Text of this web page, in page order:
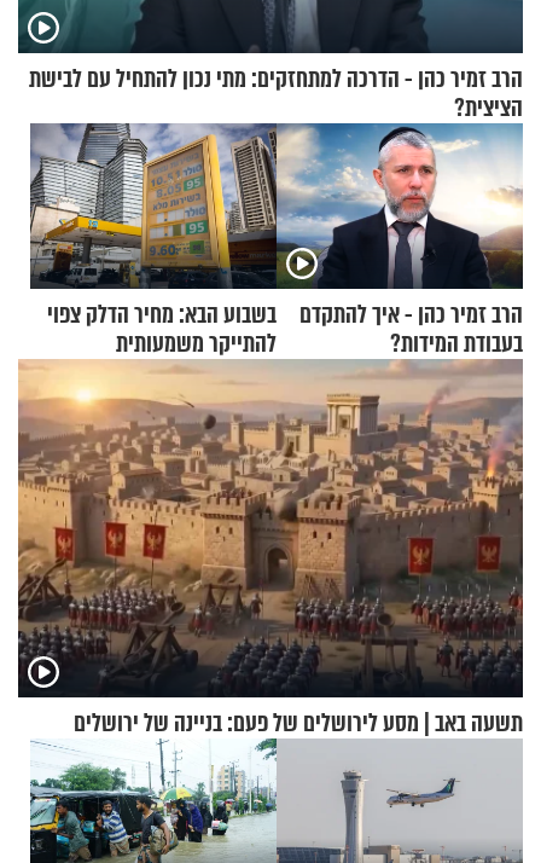
הרב זמיר כהן - הדרכה למתחזקים: מתי נכון להתחיל עם לבישת
הציצית?
הרב זמיר כהן - איך להתקדם
בעבודת המידות?
בשבוע הבא: מחיר הדלק צפוי
להתייקר משמעותית
תשעה באב | מסע לירושלים של פעם: בניינה של ירושלים